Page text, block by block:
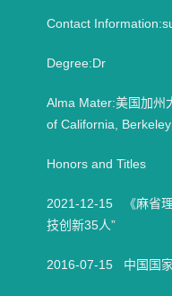
Contact
Degree:Dr
Alma Mater:美国加州
of California, Berkeley
Honors and Titles
2021-12-15 《麻省
技创新35人”
2016-07-15 中国国